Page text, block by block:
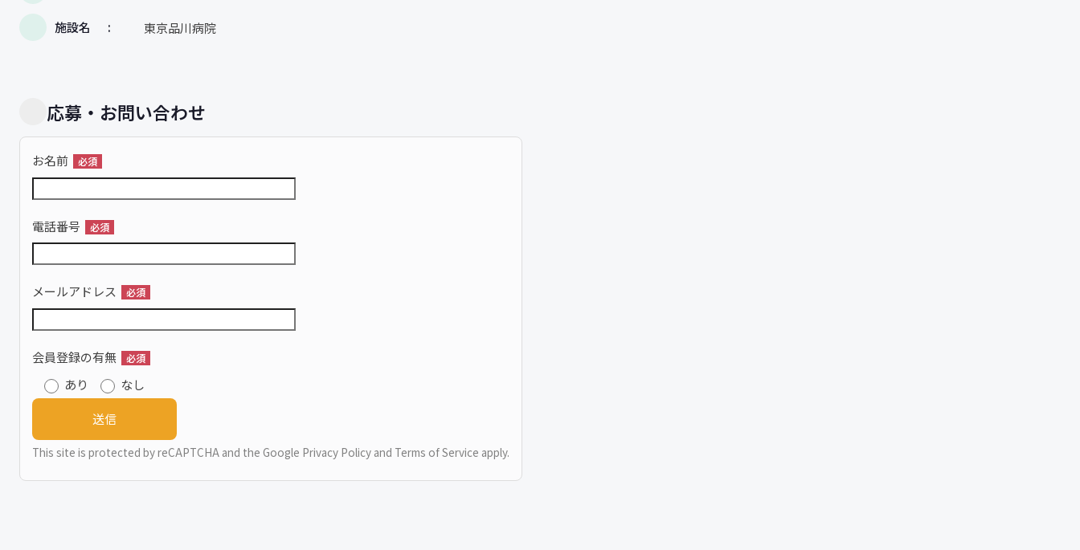
施設名 東京品川病院
応募・お問い合わせ
お名前 必須
電話番号 必須
メールアドレス 必須
会員登録の有無 必須
あり なし
This site is protected by reCAPTCHA and the Google Privacy Policy and Terms of Service apply.